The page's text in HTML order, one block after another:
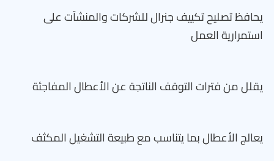
يحافظ تصليح تكييف جنرال للشركات والمنشآت على
استمرارية العمل
يقلل من فترات التوقف الناتجة عن الأعطال المفاجئة
يعالج الأعطال بما يتناسب مع طبيعة التشغيل المكثف